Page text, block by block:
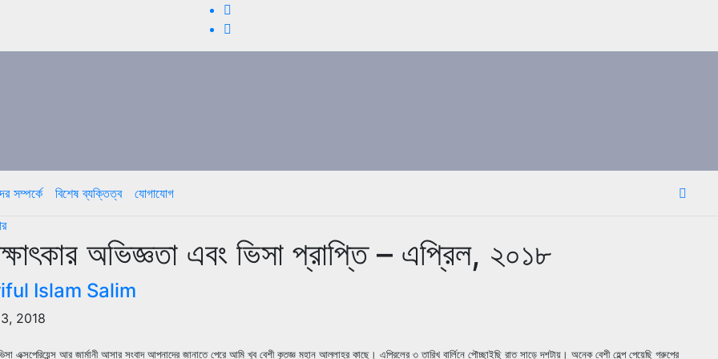
সম্পর্কে বিশেষ ব্যক্তিত্ব
যোগাযোগ
অভিজ্ঞতা এবং ভিসা প্রাপ্তি – এপ্রিল, ২০১৮
Islam Salim
2018
এক্সপেরিয়েন্স আর জার্মানী আসার সংবাদ আপনাদের জানাতে পেরে আমি খুব বেশী কৃতজ্ঞ মহান আল্লাহর কাছে। এপ্রিলের ৩ তারিখ বার্লিনে পৌচ্ছাইছি রাত সাড়ে দশটায়। অনেক বেশী হেল্প পেয়েছি গ্রুপের